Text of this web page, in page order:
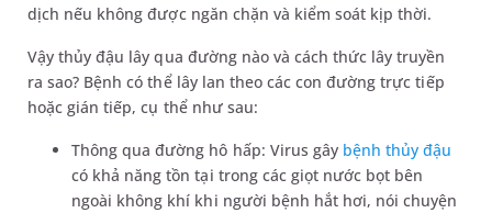
dịch nếu không được ngăn chặn và kiểm soát kịp thời.
Vậy thủy đậu lây qua đường nào và cách thức lây truyền
ra sao? Bệnh có thể lây lan theo các con đường trực tiếp
hoặc gián tiếp, cụ thể như sau:
Thông qua đường hô hấp: Virus gây bệnh thủy đậu
có khả năng tồn tại trong các giọt nước bọt bên
ngoài không khí khi người bệnh hắt hơi, nói chuyện